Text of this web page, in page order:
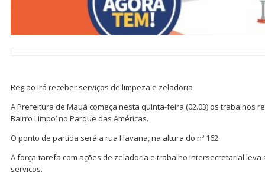
Região irá receber serviços de limpeza e zeladoria
A Prefeitura de Mauá começa nesta quinta-feira (02.03) os trabalhos
Bairro Limpo’ no Parque das Américas.
O ponto de partida será a rua Havana, na altura do nº 162.
A força-tarefa com ações de zeladoria e trabalho intersecretarial
serviços.